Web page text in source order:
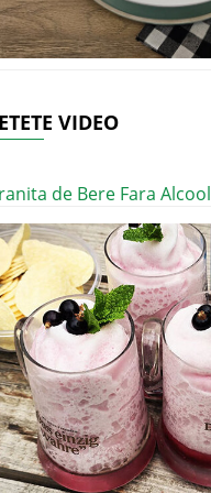
VIDEO
de Bere Fara Alcool